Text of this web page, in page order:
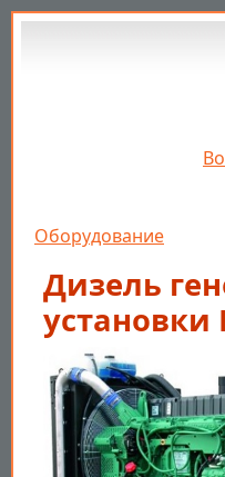
Перейти к основному
Строка
Оборудование
Дизель
установки